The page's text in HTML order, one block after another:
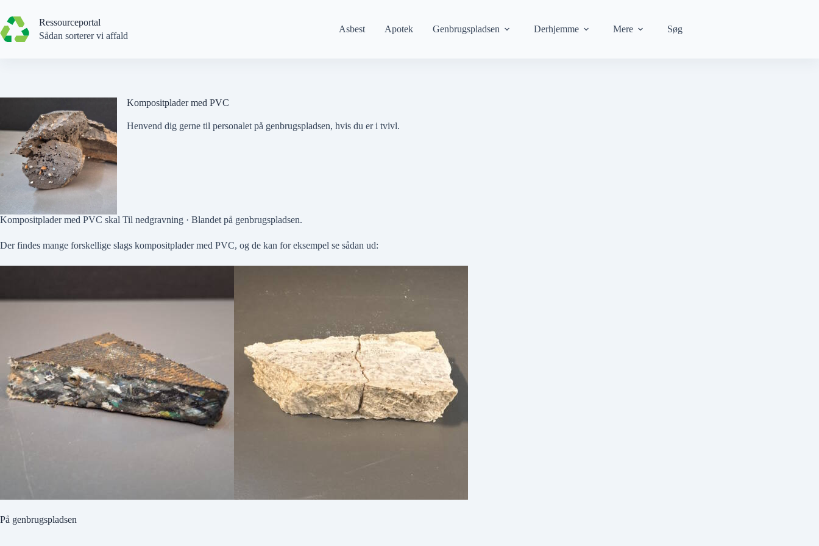
indhold
Ressourceportal
Sådan sorterer vi affald
Asbest Apotek Genbrugspladsen Derhjemme Mere Søg
Kompositplader med PVC
Henvend dig gerne til personalet på genbrugspladsen, hvis du er i tvivl.
Kompositplader med PVC skal Til nedgravning · Blandet på genbrugspladsen.
Der findes mange forskellige slags kompositplader med PVC, og de kan for eksempel se sådan ud:
På genbrugspladsen